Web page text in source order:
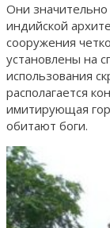
Они
индийской
сооружения
установлены на
использования
располагается
имитирующая
обитают боги.